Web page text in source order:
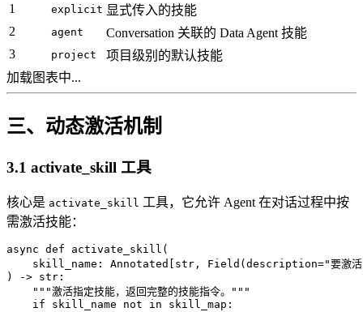
1
explicit 显式传入的技能
2
agent
Conversation 关联的 Data Agent 技能
3
project
项目级别的默认技能
加载图表中...
三、动态激活机制
3.1 activate_skill 工具
核心是 activate_skill 工具，它允许 Agent 在对话过程中按
需激活技能：
async def activate_skill(
skill_name: Annotated[str, Field(description="要激活
) -> str:
    """激活指定技能，返回完整的技能指令。"""
    if skill_name not in skill_map: